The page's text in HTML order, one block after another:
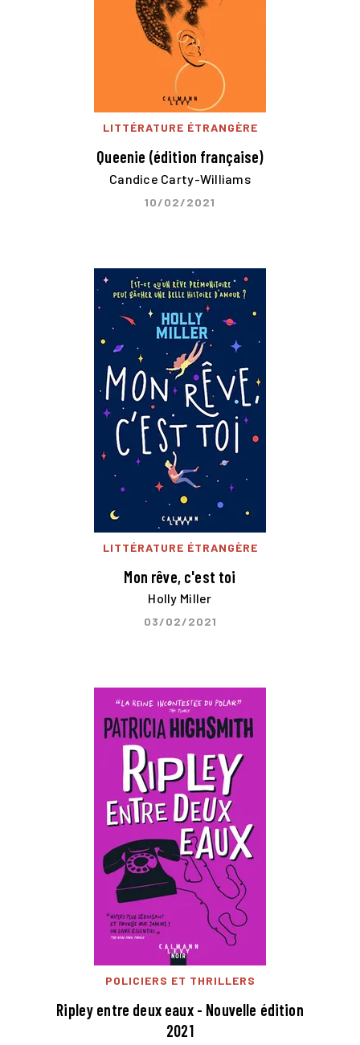
LITTÉRATURE ÉTRANGÈRE
Queenie (édition française)
Candice Carty-Williams
10/02/2021
LITTÉRATURE ÉTRANGÈRE
Mon rêve, c'est toi
Holly Miller
03/02/2021
POLICIERS ET THRILLERS
Ripley entre deux eaux - Nouvelle édition
2021